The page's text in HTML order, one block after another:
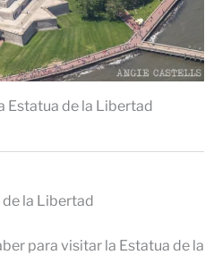
Estatua de la Libertad
la Libertad
para visitar la Estatua de la